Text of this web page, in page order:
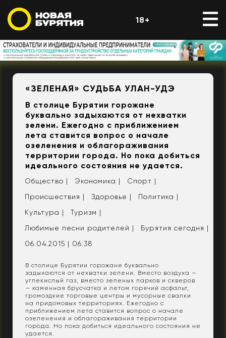
18+
«ЗЕЛЕНАЯ» СУДЬБА УЛАН-УДЭ
В столице Бурятии горожане
буквально задыхаются от нехватки
зелени. Ежегодно с приближением
лета ставится вопрос о начале
озеленения и облагораживания
территории города. Но пока добиться
идеального состояния не удается.
Общество | Экономика |
Спорт |
Происшествия |
Здоровье |
Политика |
Культура |
Туризм |
Любимые песни родителей |
Бурятия сегодня |
06.04.2015 | 06:38
В столице Бурятии горожане буквально
задыхаются от нехватки зелени. Вместо воздуха —
углекислый газ, вместо зеленых парков и скверов
— каменная брусчатка и летом горячий асфальт,
громоздкие торговые центры и мусорные свалки
на придомовых территориях. Ежегодно с
приближением лета ставится вопрос о начале
озеленения и облагораживания территории
города. Но пока добиться идеального состояния не
удается.